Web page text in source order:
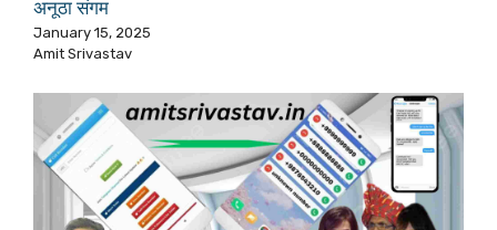
अनूठा संगम
January 15, 2025
Amit Srivastav